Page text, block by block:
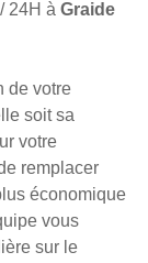
24H à Graide
de votre
soit sa
votre
remplacer
économique
vous
sur le